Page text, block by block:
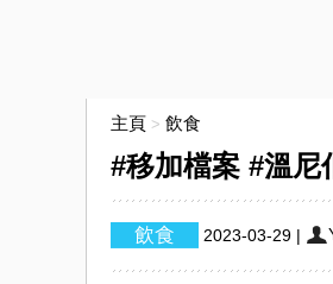
主頁 > 飲食
#移加檔案 #溫
2023-03-29 |